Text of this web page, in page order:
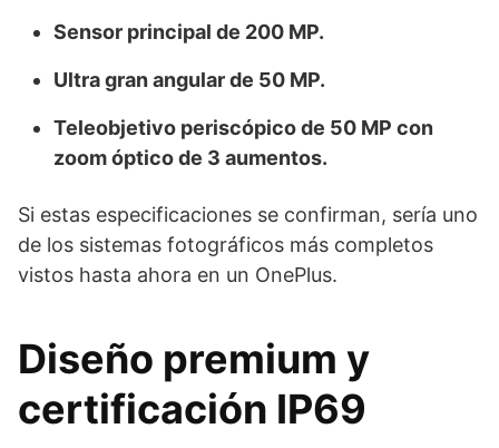
Sensor principal de 200 MP.
Ultra gran angular de 50 MP.
Teleobjetivo periscópico de 50 MP con
zoom óptico de 3 aumentos.
Si estas especificaciones se confirman, sería uno
de los sistemas fotográficos más completos
vistos hasta ahora en un OnePlus.
Diseño premium y
certificación IP69